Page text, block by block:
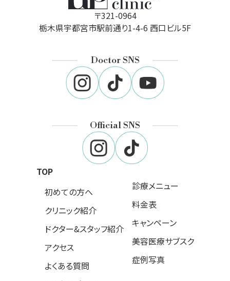
〒321-0964
栃木県宇都宮市駅前通り1-4-6 西口ビル5F
Doctor SNS
Official SNS
TOP
初めての方へ
クリニック紹介
ドクター&スタッフ紹介
アクセス
よくある質問
診療メニュー
料金表
キャンペーン
美容医療サブスク
症例写真